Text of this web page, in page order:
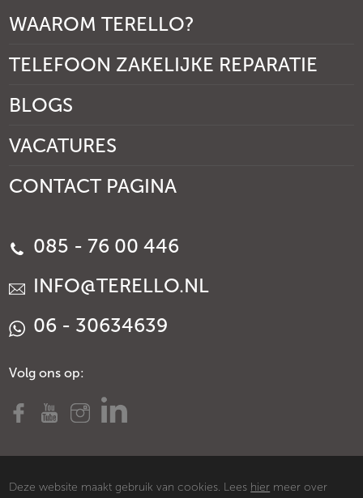
WAAROM TERELLO?
TELEFOON ZAKELIJKE REPARATIE
BLOGS
VACATURES
CONTACT PAGINA
085 - 76 00 446
INFO@TERELLO.NL
06 - 30634639
Volg ons op:
Deze website maakt gebruik van cookies. Lees hier meer over